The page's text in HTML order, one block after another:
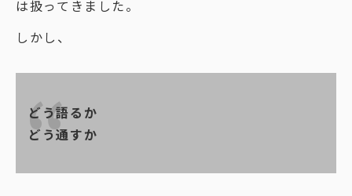
は扱ってきました。
しかし、
どう語るか
どう通すか